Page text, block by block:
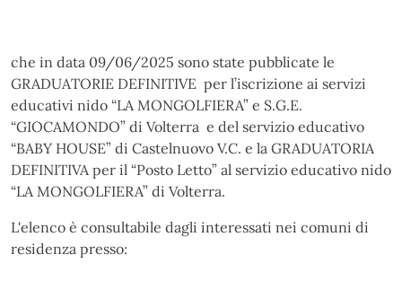
che in data 09/06/2025 sono state pubblicate le
GRADUATORIE DEFINITIVE per l’iscrizione ai servizi
educativi nido “LA MONGOLFIERA” e S.G.E.
“GIOCAMONDO” di Volterra e del servizio educativo
“BABY HOUSE” di Castelnuovo V.C. e la GRADUATORIA
DEFINITIVA per il “Posto Letto” al servizio educativo nido
“LA MONGOLFIERA” di Volterra.
L'elenco è consultabile dagli interessati nei comuni di
residenza presso: